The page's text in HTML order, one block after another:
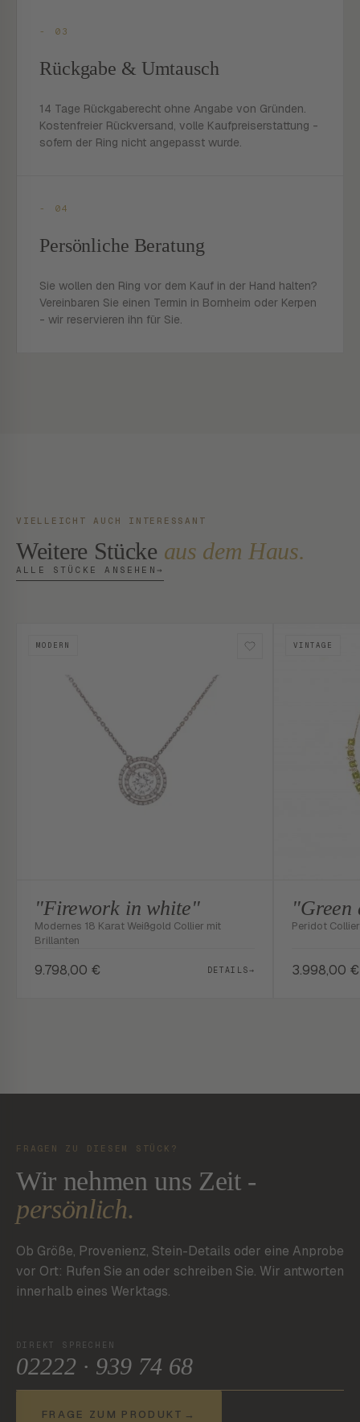
- 03
Rückgabe & Umtausch
14 Tage Rückgaberecht ohne Angabe von Gründen.
Kostenfreier Rückversand, volle Kaufpreiserstattung -
sofern der Ring nicht angepasst wurde.
- 04
Persönliche Beratung
Sie wollen den Ring vor dem Kauf in der Hand halten?
Vereinbaren Sie einen Termin in Bornheim oder Kerpen
- wir reservieren ihn für Sie.
VIELLEICHT AUCH INTERESSANT
Weitere Stücke aus dem Haus.
ALLE STÜCKE ANSEHEN →
MODERN
"Firework in white"
Modernes 18 Karat Weißgold Collier mit
Brillanten
9.798,00 € DETAILS→
VINTAGE
"Green
Peridot
3.998,00 €
FRAGEN ZU DIESEM STÜCK?
Wir nehmen uns Zeit -
persönlich.
Ob Größe, Provenienz, Stein-Details oder eine Anprobe
vor Ort: Rufen Sie an oder schreiben Sie. Wir antworten
innerhalb eines Werktags.
DIREKT SPRECHEN
02222 · 939 74 68
FRAGE ZUM PRODUKT →